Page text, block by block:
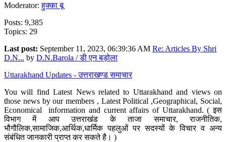
Moderator:हुक्का बू
Posts: 9,385
Topics: 29
Last post: September 11, 2023, 06:39:36 AM Re: Articles By Shri
D.N... by D.N.Barola / डी एन बड़ोला
Uttarakhand Updates - उत्तराखण्ड समाचार
You will find Latest News related to Uttarakhand and views on
those news by our members , Latest Political ,Geographical, Social,
Economical information and current affairs of Uttarakhand. ( इस
विभाग में आप उत्तराखंड के ताजा समाचार, राजनीतिक,
भौगौलिक,सामाजिक,आर्थिक,धार्मिक पहलुओं पर सदस्यों के विचार व अन्य
संबंधित जानकारी प्राप्त कर सकते है। )